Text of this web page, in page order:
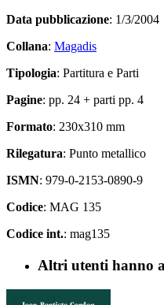
Data pubblicazione: 1/3/2004
Collana: Magadis
Tipologia: Partitura e Parti
Pagine: pp. 24 + parti pp. 4
Formato: 230x310 mm
Rilegatura: Punto metallico
ISMN: 979-0-2153-0890-9
Codice: MAG 135
Codice int.: mag135
Altri utenti hanno